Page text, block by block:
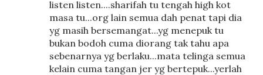
listen listen....sharifah tu tengah high kot
masa tu...org lain semua dah penat tapi dia
yg masih bersemangat...yg menepuk tu
bukan bodoh cuma diorang tak tahu apa
sebenarnya yg berlaku...mata telinga semua
kelain cuma tangan jer yg bertepuk...yerlah